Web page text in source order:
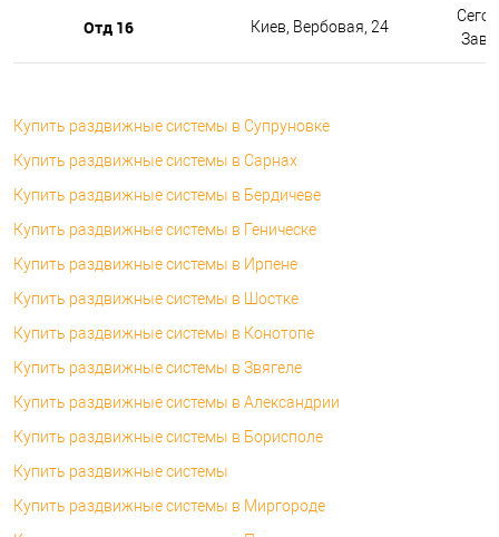
Отд 16 Киев, Вербовая, 24
Купить раздвижные системы в Супруновке
Купить раздвижные системы в Сарнах
Купить раздвижные системы в Бердичеве
Купить раздвижные системы в Геническе
Купить раздвижные системы в Ирпене
Купить раздвижные системы в Шостке
Купить раздвижные системы в Конотопе
Купить раздвижные системы в Звягеле
Купить раздвижные системы в Александрии
Купить раздвижные системы в Борисполе
Купить раздвижные системы
Купить раздвижные системы в Миргороде